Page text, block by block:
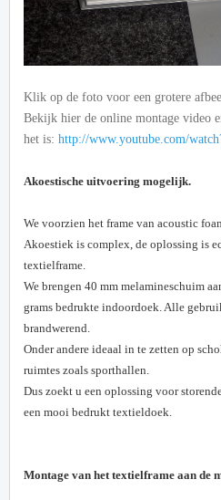
Klik op de foto voor een grotere
Bekijk hier de online montage video
het is: http://www.youtube.com/
Akoestische uitvoering mogelijk.
We voorzien het frame van acoustic
Akoestiek is complex, de oplossing is
textielframe.
We brengen 40 mm melamineschuim
grams bedrukte indoordoek. Alle
brandwerend.
Onder andere ideaal in te zetten op
ruimtes zoals sporthallen.
Dus zoekt u een oplossing voor
een mooi bedrukt textieldoek.
Montage van het textielframe aan de